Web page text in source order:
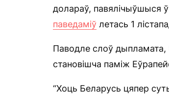
долараў, павялічыўшыся ў
паведаміў летась 1
Паводле слоў дыпламата,
становішча паміж
“Хоць Беларусь цяпер